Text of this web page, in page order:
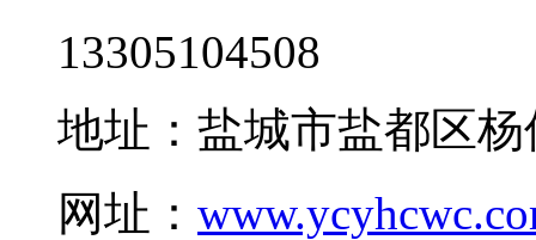
13305104508
地址：盐城市盐都区
网址：